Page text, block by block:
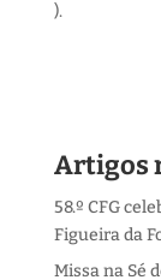
).
Artigos
58.º CFG
Figueira da
Missa na Sé